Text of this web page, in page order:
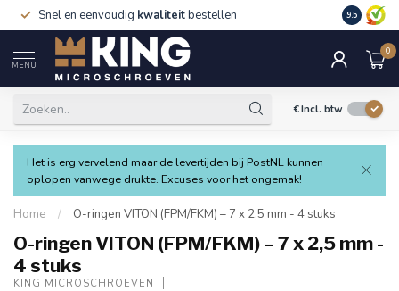
Snel en eenvoudig kwaliteitbestellen 9.5
MENU
0
€Incl. btw
Het is erg vervelend maar de levertijden bij PostNL kunnen
oplopen vanwege drukte. Excuses voor het ongemak!
Home / O-ringen VITON (FPM/FKM) – 7 x 2,5 mm - 4 stuks
O-ringen VITON (FPM/FKM) – 7 x 2,5 mm -
4 stuks
KING MICROSCHROEVEN